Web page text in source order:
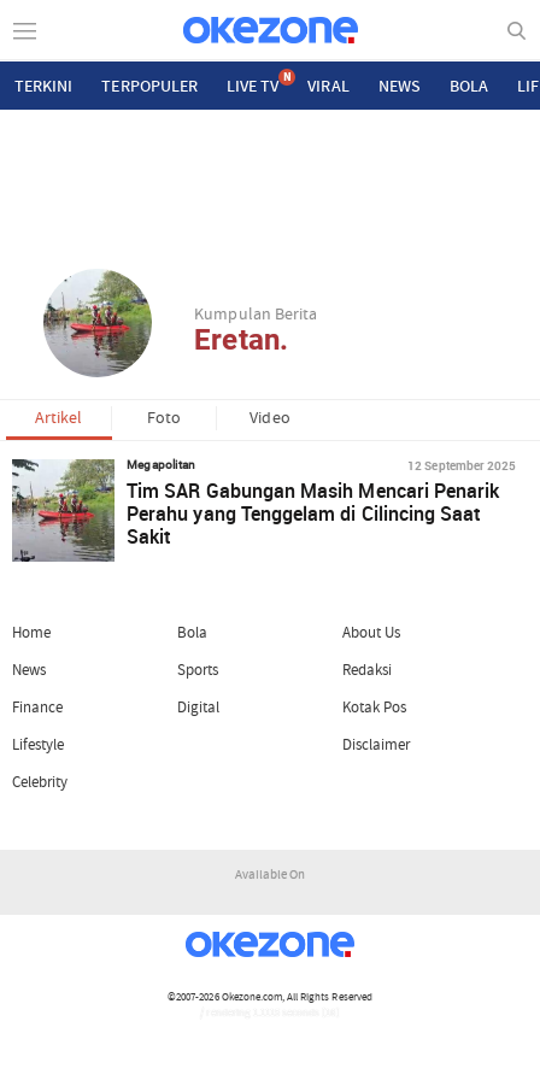
TERKINI TERPOPULER LIVE TV N VIRAL NEWS BOLA
Kumpulan Berita
Eretan.
Artikel Foto Video
Megapolitan 12 September 2025
Tim SAR Gabungan Masih Mencari Penarik
Perahu yang Tenggelam di Cilincing Saat
Sakit
Home
News
Finance
Lifestyle
Celebrity
Bola
Sports
Digital
About Us
Redaksi
Kotak Pos
Disclaimer
Available On
©2007-2026Okezone.com, All Rights Reserved